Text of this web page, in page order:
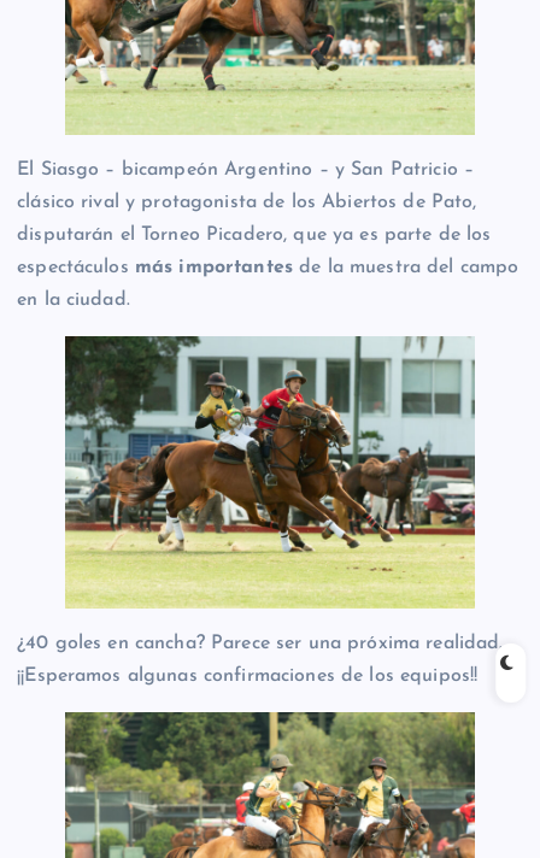
El Siasgo – bicampeón Argentino – y San Patricio –
clásico rival y protagonista de los Abiertos de Pato,
disputarán el Torneo Picadero, que ya es parte de los
espectáculos más importantes de la muestra del campo
en la ciudad.
¿40 goles en cancha? Parece ser una próxima realidad..
¡¡Esperamos algunas confirmaciones de los equipos!!